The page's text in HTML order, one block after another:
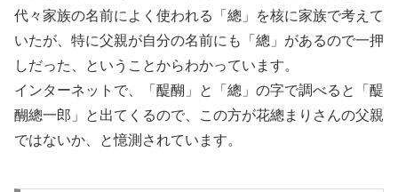
代々家族の名前によく使われる「總」を核に家族で考えて
いたが、特に父親が自分の名前にも「總」があるので一押
しだった、ということからわかっています。
インターネットで、「醍醐」と「總」の字で調べると「醍
醐總一郎」と出てくるので、この方が花總まりさんの父親
ではないか、と憶測されています。